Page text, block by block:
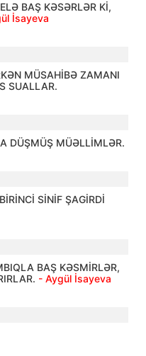
BAŞ KƏSƏRLƏR Kİ,
İsayeva
MÜSAHİBƏ ZAMANI
SUALLAR.
DÜŞMÜŞ MÜƏLLİMLƏR.
SİNİF ŞAGİRDİ
BAŞ KƏSMİRLƏR,
- Aygül İsayeva